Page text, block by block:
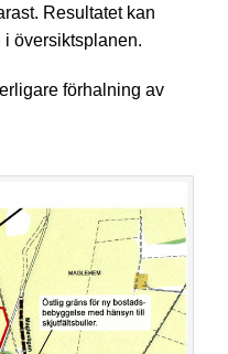
Resultatet kan
översiktsplanen.
förhalning av